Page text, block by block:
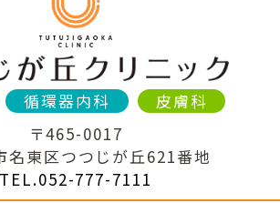
循環器内科
皮膚科
〒465-0017
名東区つつじが丘621番地
TEL.052-777-7111